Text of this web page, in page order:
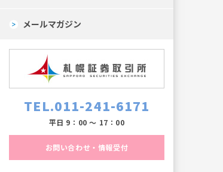
メールマガジン
TEL 011-241-6171
平日 9：00 ～ 17：00
お問い合わせ・情報受付